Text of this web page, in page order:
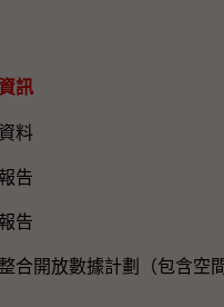
訊​
料
告
告
合開放數據計劃（包含空